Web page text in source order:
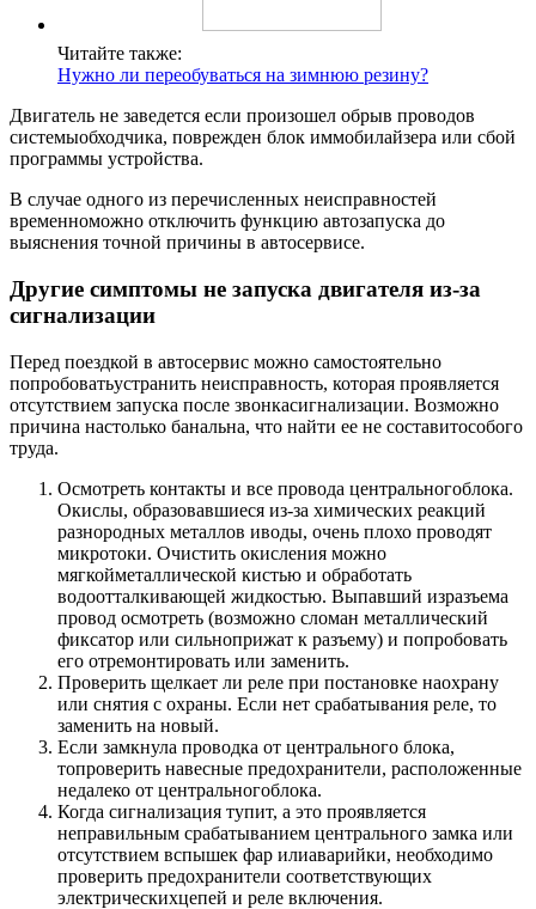
Читайте также:
Нужно ли переобуваться на зимнюю резину?
Двигатель не заведется если произошел обрыв проводов
системыобходчика, поврежден блок иммобилайзера или сбой
программы устройства.
В случае одного из перечисленных неисправностей
временноможно отключить функцию автозапуска до
выяснения точной причины в автосервисе.
Другие симптомы не запуска двигателя из-за
сигнализации
Перед поездкой в автосервис можно самостоятельно
попробоватьустранить неисправность, которая проявляется
отсутствием запуска после звонкасигнализации. Возможно
причина настолько банальна, что найти ее не составитособого
труда.
Осмотреть контакты и все провода центральногоблока.
Окислы, образовавшиеся из-за химических реакций
разнородных металлов иводы, очень плохо проводят
микротоки. Очистить окисления можно
мягкойметаллической кистью и обработать
водоотталкивающей жидкостью. Выпавший изразъема
провод осмотреть (возможно сломан металлический
фиксатор или сильноприжат к разъему) и попробовать
его отремонтировать или заменить.
Проверить щелкает ли реле при постановке наохрану
или снятия с охраны. Если нет срабатывания реле, то
заменить на новый.
Если замкнула проводка от центрального блока,
топроверить навесные предохранители, расположенные
недалеко от центральногоблока.
Когда сигнализация тупит, а это проявляется
неправильным срабатыванием центрального замка или
отсутствием вспышек фар илиаварийки, необходимо
проверить предохранители соответствующих
электрическихцепей и реле включения.